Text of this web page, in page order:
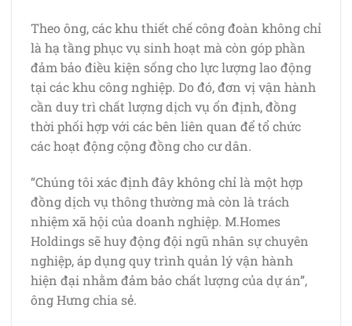
Theo ông, các khu thiết chế công đoàn không chỉ
là hạ tầng phục vụ sinh hoạt mà còn góp phần
đảm bảo điều kiện sống cho lực lượng lao động
tại các khu công nghiệp. Do đó, đơn vị vận hành
cần duy trì chất lượng dịch vụ ổn định, đồng
thời phối hợp với các bên liên quan để tổ chức
các hoạt động cộng đồng cho cư dân.
“Chúng tôi xác định đây không chỉ là một hợp
đồng dịch vụ thông thường mà còn là trách
nhiệm xã hội của doanh nghiệp. M.Homes
Holdings sẽ huy động đội ngũ nhân sự chuyên
nghiệp, áp dụng quy trình quản lý vận hành
hiện đại nhằm đảm bảo chất lượng của dự án”,
ông Hưng chia sẻ.